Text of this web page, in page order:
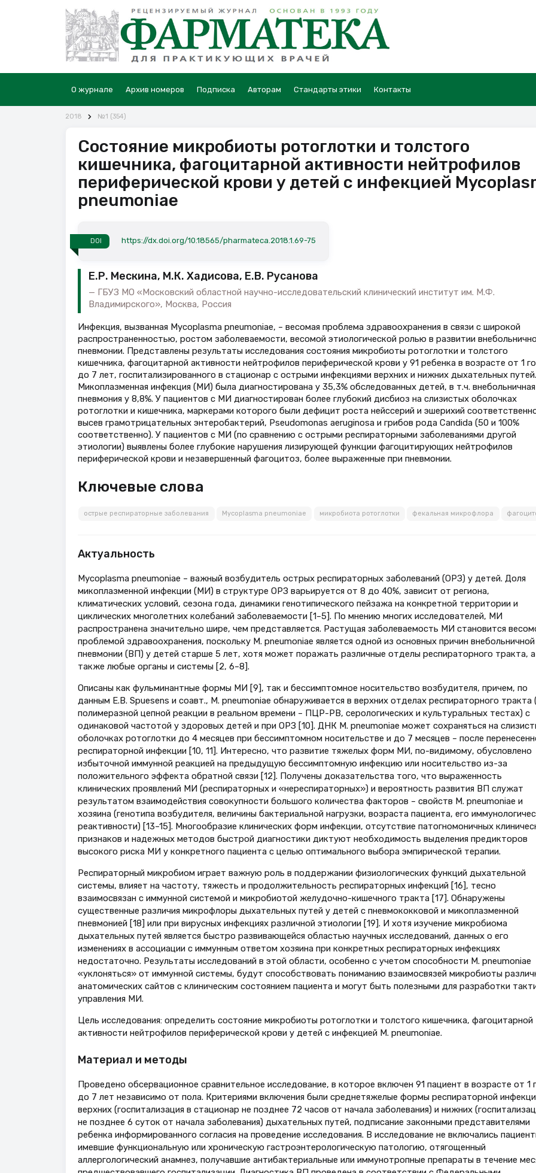
О журнале Архив номеров Подписка Авторам Стандарты этики Контакты
2018 №1 (354)
Состояние микробиоты ротоглотки и толстого
кишечника, фагоцитарной активности нейтрофилов
периферической крови у детей с инфекцией
pneumoniae
DOI https://dx.doi.org/10.18565/pharmateca.2018.1.69-75
Е.Р. Мескина, М.К. Хадисова, Е.В. Русанова
ГБУЗ МО «Московский областной научно-исследовательский клинический институт им. М.Ф.
Владимирского», Москва, Россия
Инфекция, вызванная Mycoplasma pneumoniae, – весомая проблема здравоохранения в связи с широкой
распространенностью, ростом заболеваемости, весомой этиологической ролью в развитии
пневмонии. Представлены результаты исследования состояния микробиоты ротоглотки и толстого
кишечника, фагоцитарной активности нейтрофилов периферической крови у 91 ребенка в возрасте от 1
до 7 лет, госпитализированного в стационар с острыми инфекциями верхних и нижних дыхательных путей.
Микоплазменная инфекция (МИ) была диагностирована у 35,3% обследованных детей, в т.ч. внебольничная
пневмония у 8,8%. У пациентов с МИ диагностирован более глубокий дисбиоз на слизистых оболочках
ротоглотки и кишечника, маркерами которого были дефицит роста нейссерий и эшерихий
высев грамотрицательных энтеробактерий, Pseudomonas aeruginosa и грибов рода Candida (50 и 100%
соответственно). У пациентов с МИ (по сравнению с острыми респираторными заболеваниями другой
этиологии) выявлены более глубокие нарушения лизирующей функции фагоцитирующих нейтрофилов
периферической крови и незавершенный фагоцитоз, более выраженные при пневмонии.
Ключевые слова
острые респираторные заболевания Mycoplasma pneumoniae микробиота ротоглотки фекальная микрофлора
Актуальность
Mycoplasma pneumoniae – важный возбудитель острых респираторных заболеваний (ОРЗ) у детей. Доля
микоплазменной инфекции (МИ) в структуре ОРЗ варьируется от 8 до 40%, зависит от региона,
климатических условий, сезона года, динамики генотипического пейзажа на конкретной территории и
циклических многолетних колебаний заболеваемости [1–5]. По мнению многих исследователей, МИ
распространена значительно шире, чем представляется. Растущая заболеваемость МИ становится
проблемой здравоохранения, поскольку M. pneumoniae является одной из основных причин внебольничной
пневмонии (ВП) у детей старше 5 лет, хотя может поражать различные отделы респираторного тракта, а
также любые органы и системы [2, 6–8].
Описаны как фульминантные формы МИ [9], так и бессимптомное носительство возбудителя, причем, по
данным E.B. Spuesens и соавт., M. pneumoniae обнаруживается в верхних отделах респираторного тракта
полимеразной цепной реакции в реальном времени – ПЦР-РВ, серологических и культуральных тестах) с
одинаковой частотой у здоровых детей и при ОРЗ [10]. ДНК M. pneumoniae может сохраняться на
оболочках ротоглотки до 4 месяцев при бессимптомном носительстве и до 7 месяцев – после
респираторной инфекции [10, 11]. Интересно, что развитие тяжелых форм МИ, по-видимому, обусловлено
избыточной иммунной реакцией на предыдущую бессимптомную инфекцию или носительство из-за
положительного эффекта обратной связи [12]. Получены доказательства того, что выраженность
клинических проявлений МИ (респираторных и «нереспираторных») и вероятность развития ВП служат
результатом взаимодействия совокупности большого количества факторов – свойств M. pneumoniae и
хозяина (генотипа возбудителя, величины бактериальной нагрузки, возраста пациента, его
реактивности) [13–15]. Многообразие клинических форм инфекции, отсутствие патогномоничных
признаков и надежных методов быстрой диагностики диктуют необходимость выделения предикторов
высокого риска МИ у конкретного пациента с целью оптимального выбора эмпирической терапии.
Респираторный микробиом играет важную роль в поддержании физиологических функций дыхательной
системы, влияет на частоту, тяжесть и продолжительность респираторных инфекций [16], тесно
взаимосвязан с иммунной системой и микробиотой желудочно-кишечного тракта [17]. Обнаружены
существенные различия микрофлоры дыхательных путей у детей с пневмококковой и микоплазменной
пневмонией [18] или при вирусных инфекциях различной этиологии [19]. И хотя изучение микробиома
дыхательных путей является быстро развивающейся областью научных исследований, данных о его
изменениях в ассоциации с иммунным ответом хозяина при конкретных респираторных инфекциях
недостаточно. Результаты исследований в этой области, особенно с учетом способности M. pneumoniae
«уклоняться» от иммунной системы, будут способствовать пониманию взаимосвязей микробиоты
анатомических сайтов с клиническим состоянием пациента и могут быть полезными для разработки
управления МИ.
Цель исследования: определить состояние микробиоты ротоглотки и толстого кишечника, фагоцитарной
активности нейтрофилов периферической крови у детей с инфекцией M. pneumoniae.
Материал и методы
Проведено обсервационное сравнительное исследование, в которое включен 91 пациент в возрасте от 1
до 7 лет независимо от пола. Критериями включения были среднетяжелые формы респираторной
верхних (госпитализация в стационар не позднее 72 часов от начала заболевания) и нижних
не позднее 6 суток от начала заболевания) дыхательных путей, подписание законными представителями
ребенка информированного согласия на проведение исследования. В исследование не включались
имевшие функциональную или хроническую гастроэнтерологическую патологию, отягощенный
аллергологический анамнез, получавшие антибактериальные или иммунотропные препараты в течение